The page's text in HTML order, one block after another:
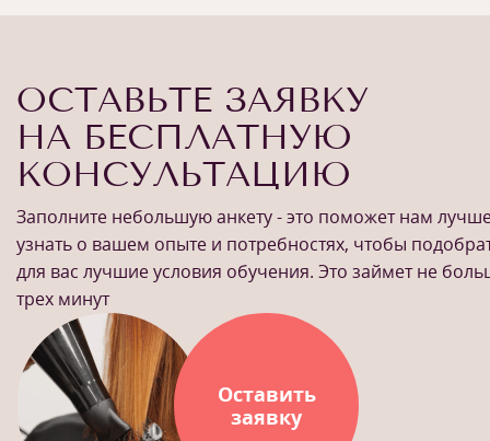
ОСТАВЬТЕ ЗАЯВКУ
НА БЕСПЛАТНУЮ
КОНСУЛЬТАЦИЮ
Заполните небольшую анкету - это поможет нам
узнать о вашем опыте и потребностях, чтобы
для вас лучшие условия обучения. Это займет не
трех минут
Оставить
заявку